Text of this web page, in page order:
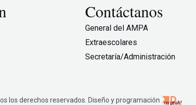
Contáctanos
General del AMPA
Extraescolares
Secretaría/Administración
los derechos reservados. Diseño y programación